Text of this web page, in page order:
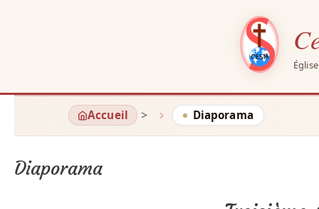
Accueil Diaporama
Diaporama